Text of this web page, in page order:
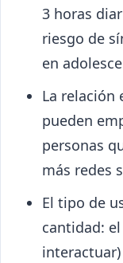
3 horas
riesgo de
en
La relación
pueden
personas
más redes
El tipo de
cantidad: